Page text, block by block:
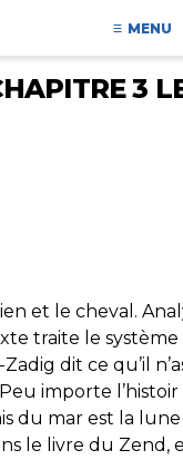
MENU
3
et le cheval.
traite le système
dit ce qu’il
importe l’histoir
du mar est la
le livre du Zend,